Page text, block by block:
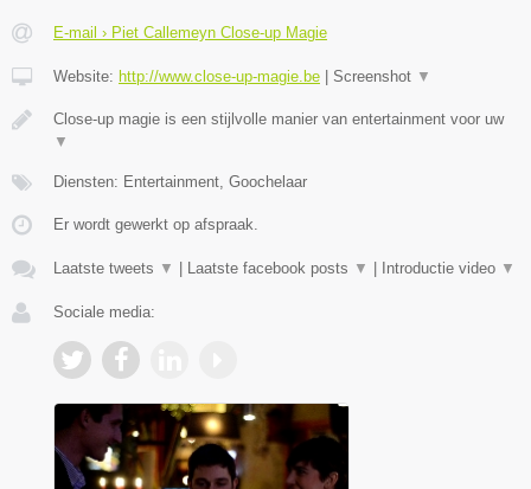
E-mail › Piet Callemeyn Close-up Magie
Website: http://www.close-up-magie.be Screenshot ▼
Close-up magie is een stijlvolle manier van entertainment voor uw
▼
Diensten: Entertainment, Goochelaar
Er wordt gewerkt op afspraak.
Laatste tweets ▼ Laatste facebook posts ▼ Introductie video ▼
Sociale media: